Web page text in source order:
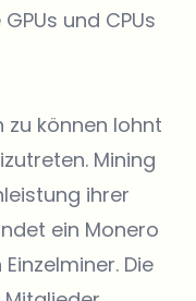
und CPUs
können lohnt
Mining
ihrer
ein Monero
Die